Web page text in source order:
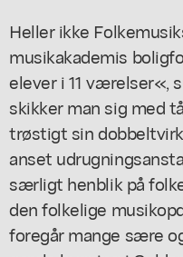
Heller ikke
musikakademis
elever i 11 værelser«,
skikker man sig med
trøstigt sin
anset
særligt henblik på
den folkelige
foregår mange sære